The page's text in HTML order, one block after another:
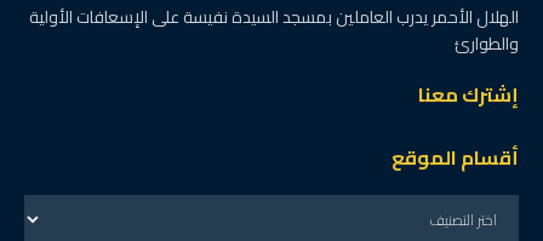
الهلال الأحمر يدرب العاملين بمسجد السيدة نفيسة على الإسعافات الأولية
والطوارئ
إشترك معنا
أقسام الموقع